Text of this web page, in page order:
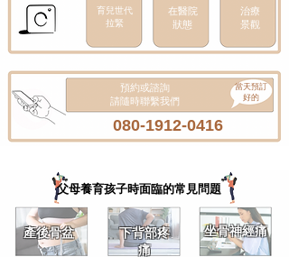
在醫院
狀態
治療
景觀
育兒世代
拉緊
預約或諮詢
請隨時聯繫我們
當天預訂
好的
080-1912-0416
父母養育孩子時面臨的常見問題
產後骨盆
下背部疼
痛
坐骨神經痛